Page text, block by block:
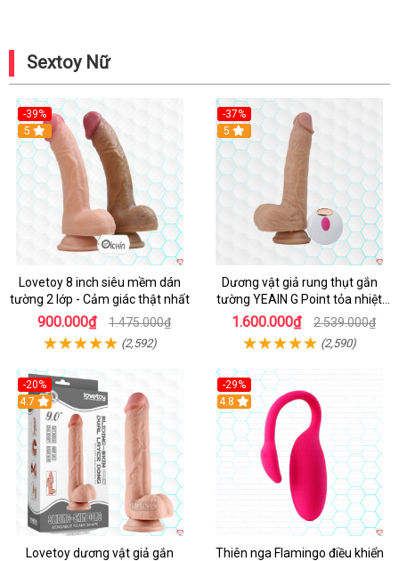
Sextoy Nữ
-39%
Hot
5
Lovetoy 8 inch siêu mềm dán
tường 2 lớp - Cảm giác thật nhất
900.000₫ 1.475.000₫
(2,592)
-37%
5
Dương vật giả rung thụt gắn
tường YEAIN G Point tỏa nhiệt
điều khiển từ xa
1.600.000₫ 2.539.000₫
(2,590)
-20%
Hot
4.7
Lovetoy dương vật giả gắn
-29%
Hot
4.8
Thiên nga Flamingo điều khiển